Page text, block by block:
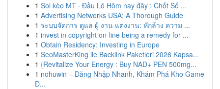
1 Soi kèo MT · Đầu Lô Hôm nay đây : Chốt Số ...
1 Advertising Networks USA: A Thorough Guide
1 ระบบจัดการ ดูแล ผู้ งาน แต่งงาน: หักล้าง ความ ...
1 invest in copyright on-line being a remedy for ...
1 Obtain Residency: Investing in Europe
1 SeoMasterKing ile Backlink Paketleri 2026 Kapsa...
1 {Revitalize Your Energy : Buy NAD+ PEN 500mg...
1 nohuwin – Đăng Nhập Nhanh, Khám Phá Kho Game
Đ...